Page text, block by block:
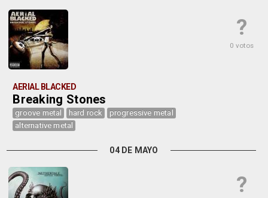
?
0 votos
AERIAL BLACKED
Breaking Stones
groove metal hard rock
progressive metal
alternative metal
04 DE MAYO
?